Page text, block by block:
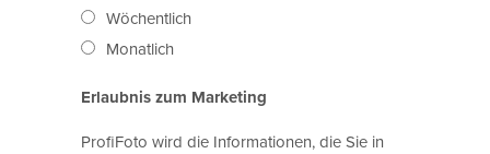
Wöchentlich
Monatlich
Erlaubnis zum Marketing
ProfiFoto wird die Informationen, die Sie in